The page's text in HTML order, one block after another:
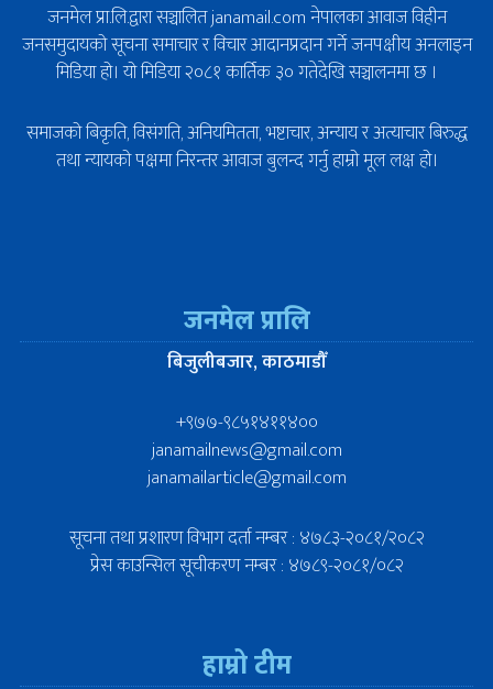
जनमेल प्रा.लि.द्वारा सञ्चालित janamail.com नेपालका आवाज विहीन
जनसमुदायको सूचना समाचार र विचार आदानप्रदान गर्ने जनपक्षीय अनलाइन
मिडिया हो। यो मिडिया २०८१ कार्तिक ३० गतेदेखि सञ्चालनमा छ ।
समाजको बिकृति, विसंगति, अनियमितता, भष्टाचार, अन्याय र अत्याचार बिरुद्ध
तथा न्यायको पक्षमा निरन्तर आवाज बुलन्द गर्नु हाम्रो मूल लक्ष हो।
जनमेल प्रालि
बिजुलीबजार, काठमाडौँ
+९७७-९८५१४११४००
janamailnews@gmail.com
janamailarticle@gmail.com
सूचना तथा प्रशारण विभाग दर्ता नम्बर : ४७८३-२०८१/२०८२
प्रेस काउन्सिल सूचीकरण नम्बर : ४७८९-२०८१/०८२
हाम्रो टीम